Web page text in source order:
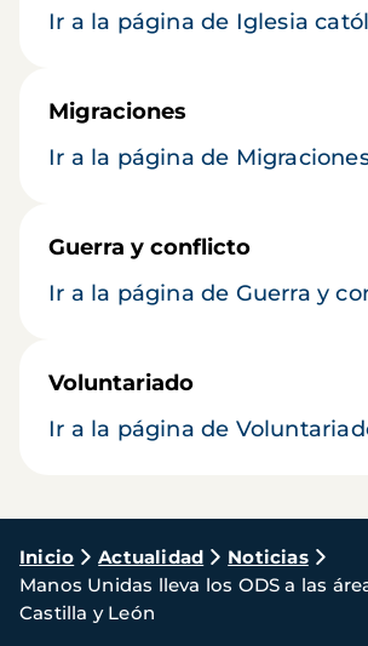
Ir a la página de Iglesia
Migraciones
Ir a la página de
Guerra y conflicto
Ir a la página de Guerra y
Voluntariado
Ir a la página de
Ruta
de
navegación
Inicio Actualidad
Noticias
Manos Unidas lleva los ODS a las
Castilla y León